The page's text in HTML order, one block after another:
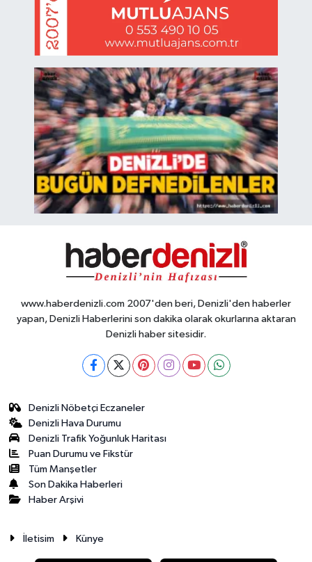
www.haberdenizli.com 2007'den beri, Denizli'den haberler
yapan, Denizli Haberlerini son dakika olarak okurlarına aktaran
Denizli haber sitesidir.
Denizli Nöbetçi Eczaneler
Denizli Hava Durumu
Denizli Trafik Yoğunluk Haritası
Puan Durumu ve Fikstür
Tüm Manşetler
Son Dakika Haberleri
Haber Arşivi
İletisim Künye